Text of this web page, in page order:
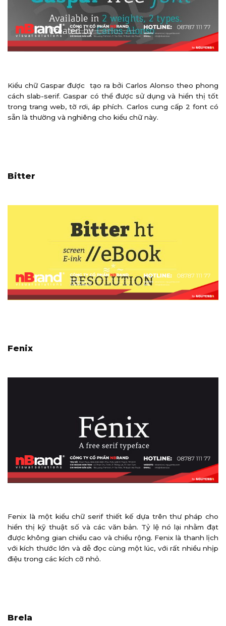
Kiểu chữ Gaspar được tạo ra bởi Carlos Alonso theo phong
cách slab-serif. Gaspar có thể được sử dụng và hiển thị tốt
trong trang web, tờ rơi, áp phích. Carlos cung cấp 2 font có
sẵn là thường và nghiêng cho kiểu chữ này.
Bitter
Fenix
Fenix là một kiểu chữ serif thiết kế dựa trên thư pháp cho
hiển thị kỹ thuật số và các văn bản. Tỷ lệ nó lại nhằm đạt
được không gian chiều cao và chiều rộng. Fenix là thanh lịch
với kích thước lớn và dễ đọc cùng một lúc, với rất nhiều nhịp
điệu trong các kích cỡ nhỏ.
Brela